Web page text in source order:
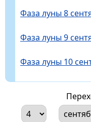
Фаза луны 8
Фаза луны 9
Фаза луны 10